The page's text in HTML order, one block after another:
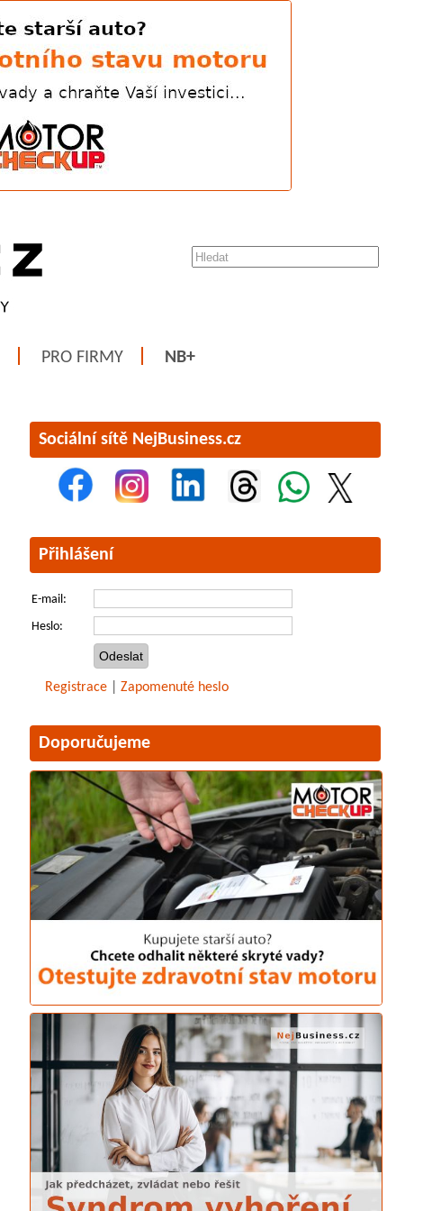
PRO FIRMY NB+
Sociální sítě NejBusiness.cz
Přihlášení
E-mail:
Heslo:
Registrace Zapomenuté heslo
Doporučujeme